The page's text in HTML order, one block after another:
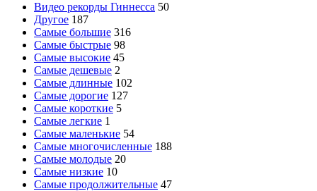
Видео рекорды Гиннесса 50
Другое 187
Самые большие 316
Самые быстрые 98
Самые высокие 45
Самые дешевые 2
Самые длинные 102
Самые дорогие 127
Самые короткие 5
Самые легкие 1
Самые маленькие 54
Самые многочисленные 188
Самые молодые 20
Самые низкие 10
Самые продолжительные 47